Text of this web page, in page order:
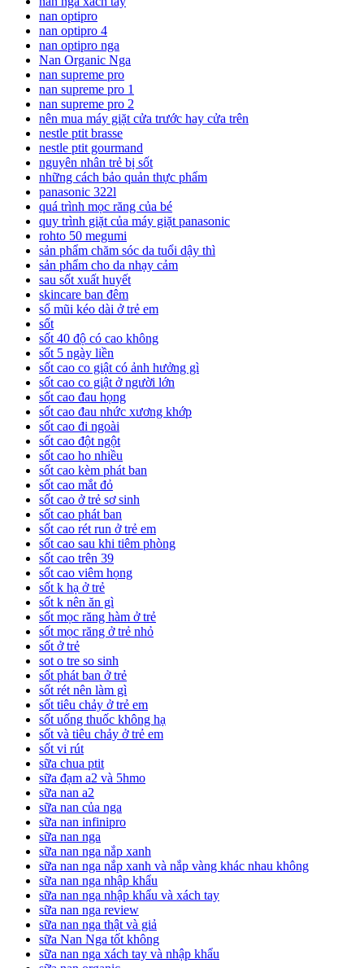
nan optipro
nan optipro 4
nan optipro nga
Nan Organic Nga
nan supreme pro
nan supreme pro 1
nan supreme pro 2
nên mua máy giặt cửa trước hay cửa trên
nestle ptit brasse
nestle ptit gourmand
nguyên nhân trẻ bị sốt
những cách bảo quản thực phẩm
panasonic 322l
quá trình mọc răng của bé
quy trình giặt của máy giặt panasonic
rohto 50 megumi
sản phẩm chăm sóc da tuổi dậy thì
sản phẩm cho da nhạy cảm
sau sốt xuất huyết
skincare ban đêm
sổ mũi kéo dài ở trẻ em
sốt
sốt 40 độ có cao không
sốt 5 ngày liền
sốt cao co giật có ảnh hưởng gì
sốt cao co giật ở người lớn
sốt cao đau họng
sốt cao đau nhức xương khớp
sốt cao đi ngoài
sốt cao đột ngột
sốt cao ho nhiều
sốt cao kèm phát ban
sốt cao mắt đỏ
sốt cao ở trẻ sơ sinh
sốt cao phát ban
sốt cao rét run ở trẻ em
sốt cao sau khi tiêm phòng
sốt cao trên 39
sốt cao viêm họng
sốt k hạ ở trẻ
sốt k nên ăn gì
sốt mọc răng hàm ở trẻ
sốt mọc răng ở trẻ nhỏ
sốt ở trẻ
sot o tre so sinh
sốt phát ban ở trẻ
sốt rét nên làm gì
sốt tiêu chảy ở trẻ em
sốt uống thuốc không hạ
sốt và tiêu chảy ở trẻ em
sốt vi rút
sữa chua ptit
sữa đạm a2 và 5hmo
sữa nan a2
sữa nan của nga
sữa nan infinipro
sữa nan nga
sữa nan nga nắp xanh
sữa nan nga nắp xanh và nắp vàng khác nhau không
sữa nan nga nhập khẩu
sữa nan nga nhập khẩu và xách tay
sữa nan nga review
sữa nan nga thật và giả
sữa Nan Nga tốt không
sữa nan nga xách tay và nhập khẩu